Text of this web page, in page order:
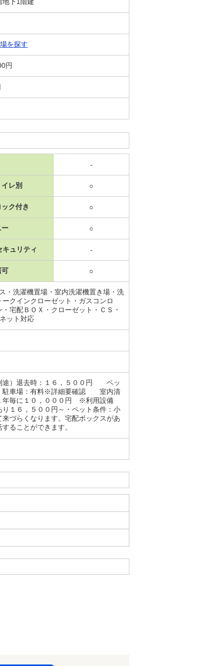
を探す
円
-
レ別 ○
ク付き ○
ー ○
キュリティ -
可 ○
・洗濯機置場・室内洗濯機置き場・洗
クインクローゼット・ガスコンロ
宅配ＢＯＸ・クローゼット・ＣＳ・
ット対応
途）退去時：１６，５００円 ペッ
駐車場：有料※詳細要確認 室内清
年毎に１０，０００円 ※利用設備
１６，５００円～・ペット条件：小
づらくなります。宅配ボックスがあ
ることができます。